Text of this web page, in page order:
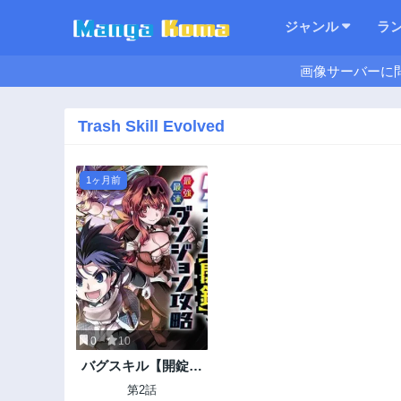
ジャンル ラ
画像サーバーに
Trash Skill Evolved
1ヶ月前
0 10
バグスキル【開錠】
で最強最速ダンジョ
第2話